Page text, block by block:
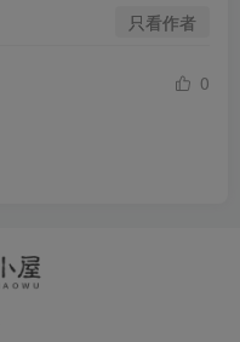
只看作者
0